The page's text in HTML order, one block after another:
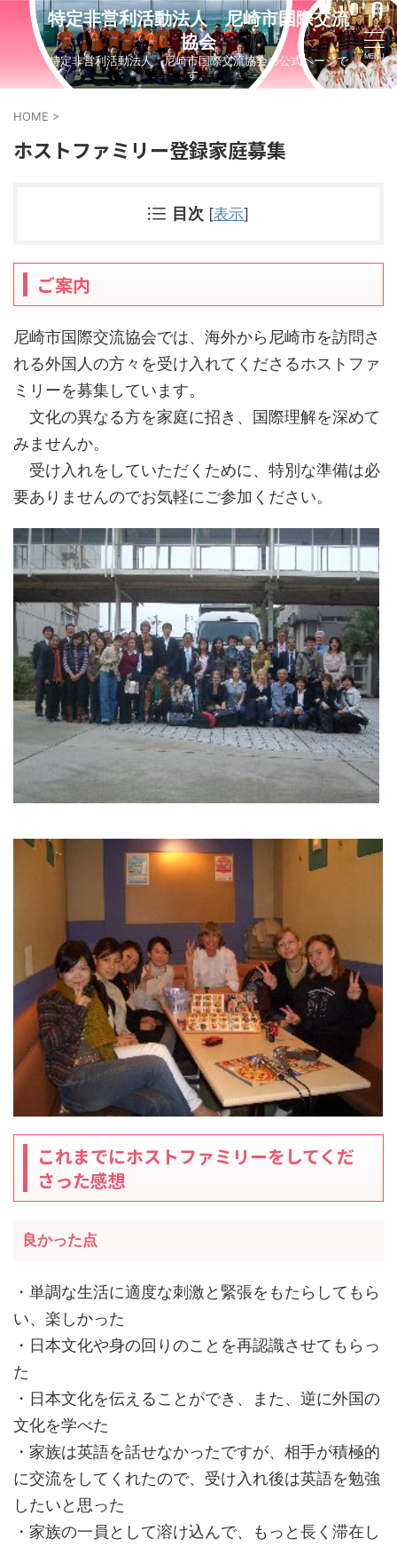
特定非営利活動法人 尼崎市国際交流
協会
特定非営利活動法人 尼崎市国際交流協会の公式ページで
す。
HOME >
ホストファミリー登録家庭募集
目次 [表示]
ご案内
尼崎市国際交流協会では、海外から尼崎市を訪問さ
れる外国人の方々を受け入れてくださるホストファ
ミリーを募集しています。
文化の異なる方を家庭に招き、国際理解を深めて
みませんか。
受け入れをしていただくために、特別な準備は必
要ありませんのでお気軽にご参加ください。
これまでにホストファミリーをしてくだ
さった感想
良かった点
・単調な生活に適度な刺激と緊張をもたらしてもら
い、楽しかった
・日本文化や身の回りのことを再認識させてもらっ
た
・日本文化を伝えることができ、また、逆に外国の
文化を学べた
・家族は英語を話せなかったですが、相手が積極的
に交流をしてくれたので、受け入れ後は英語を勉強
したいと思った
・家族の一員として溶け込んで、もっと長く滞在し